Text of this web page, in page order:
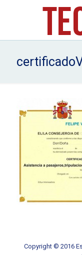
Copyright © 2016